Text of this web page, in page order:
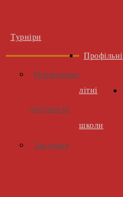
Турніри
Нормативні
документи
Завдання
Профільні
літні
школи